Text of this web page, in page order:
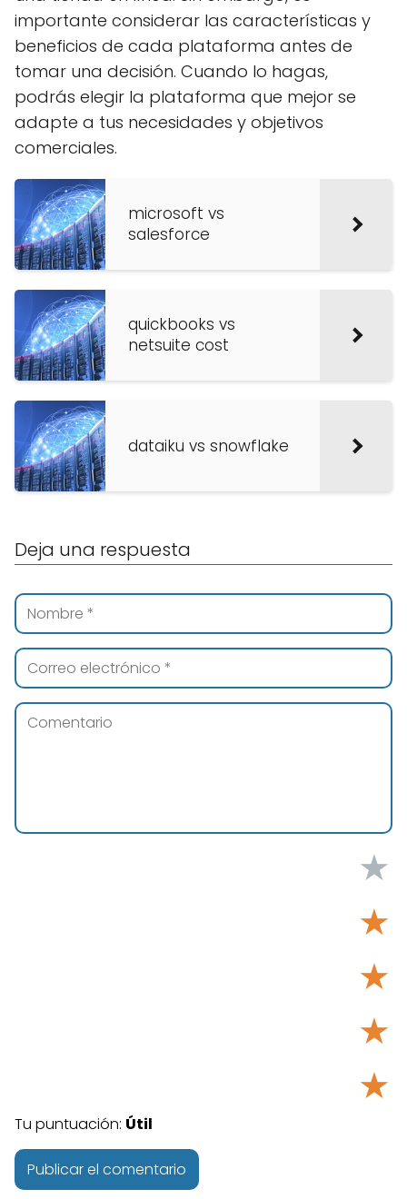
importante considerar las características y
beneficios de cada plataforma antes de
tomar una decisión. Cuando lo hagas,
podrás elegir la plataforma que mejor se
adapte a tus necesidades y objetivos
comerciales.
microsoft vs
salesforce
quickbooks vs
netsuite cost
dataiku vs snowflake
Deja una respuesta
★
★
★
★
★
Tu puntuación: Útil